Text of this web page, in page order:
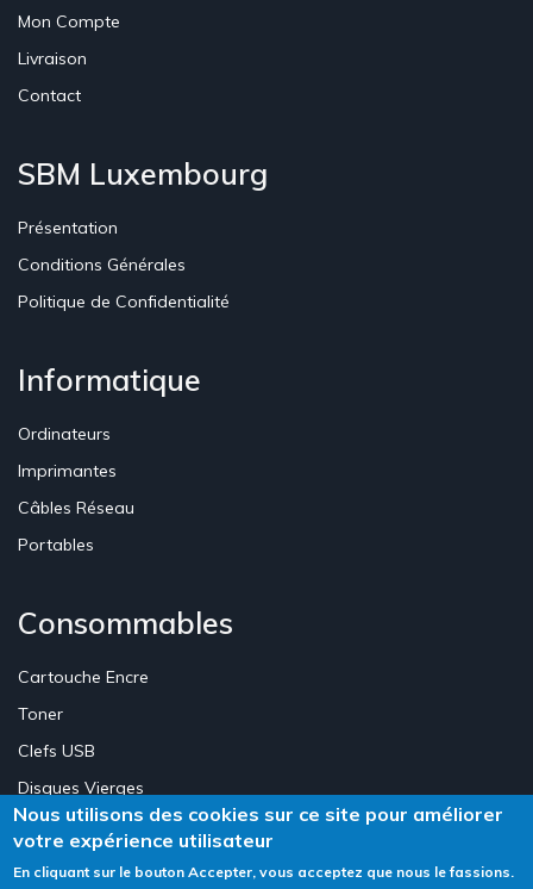
Mon Compte
Livraison
Contact
SBM Luxembourg
Présentation
Conditions Générales
Politique de Confidentialité
Informatique
Ordinateurs
Imprimantes
Câbles Réseau
Portables
Consommables
Cartouche Encre
Toner
Clefs USB
Disques Vierges
Création Site E-commerce Luxembourg - Neweb Creations
Nous utilisons des cookies sur ce site pour améliorer
votre expérience utilisateur
En cliquant sur le bouton Accepter, vous acceptez que nous le fassions.